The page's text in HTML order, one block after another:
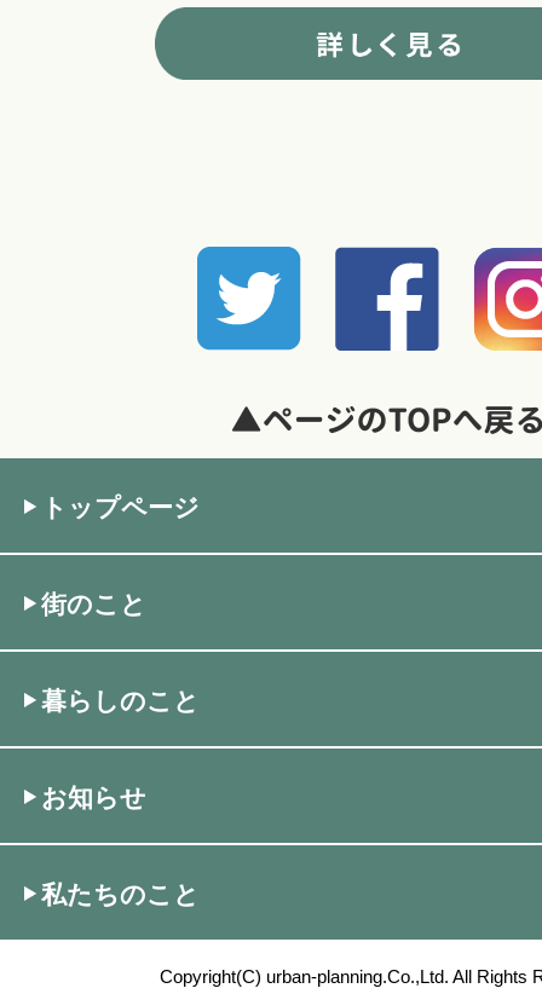
トップページ
街のこと
暮らしのこと
お知らせ
私たちのこと
Copyright(C) urban-planning.Co.,Ltd. All Rights